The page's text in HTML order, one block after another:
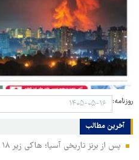
روزنامه:
آخرین مطالب
پس از برنز تاریخی آسیا؛ هاکی زیر ۱۸ سال به دنبال شگفتی در جام جهانی